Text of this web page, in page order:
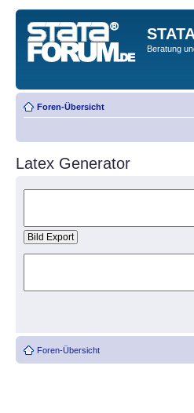
Beratung
Foren-Übersicht
Latex Generator
Foren-Übersicht